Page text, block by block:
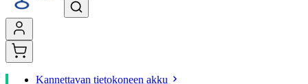
Kannettavan tietokoneen akku